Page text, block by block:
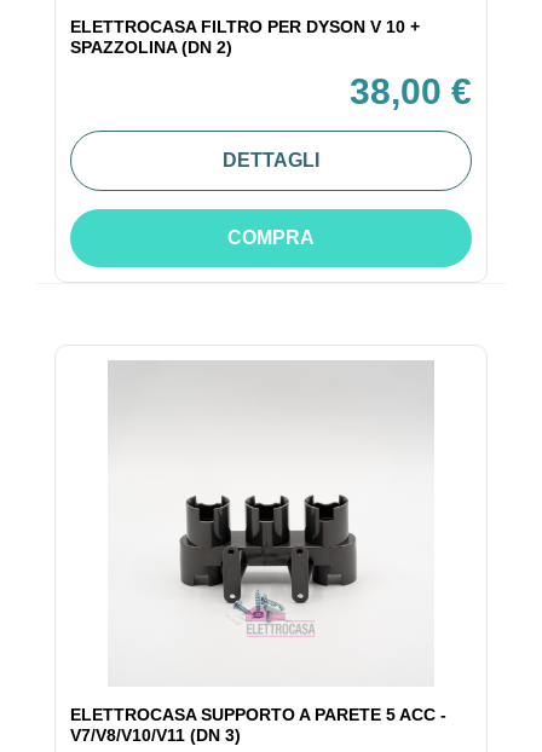
ELETTROCASA FILTRO PER DYSON V 10 +
SPAZZOLINA (DN 2)
38,00 €
DETTAGLI
COMPRA
ELETTROCASA SUPPORTO A PARETE 5 ACC -
V7/V8/V10/V11 (DN 3)